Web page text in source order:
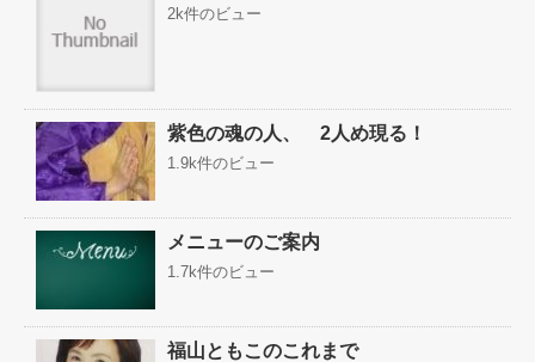
2k件のビュー
紫色の魂の人、 2人め現る！
1.9k件のビュー
メニューのご案内
1.7k件のビュー
福山ともこのこれまで